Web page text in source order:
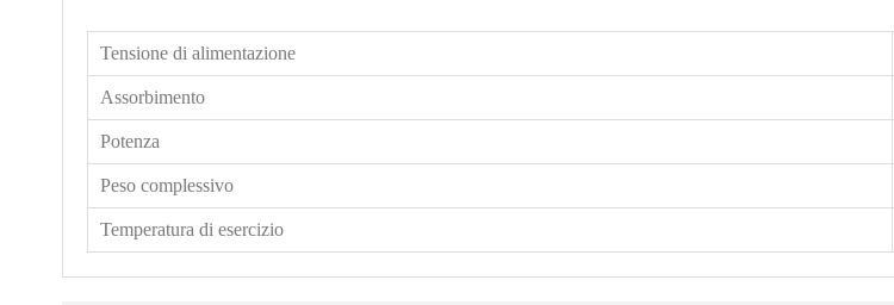
Tensione di alimentazione
Assorbimento
Potenza
Peso complessivo
Temperatura di esercizio